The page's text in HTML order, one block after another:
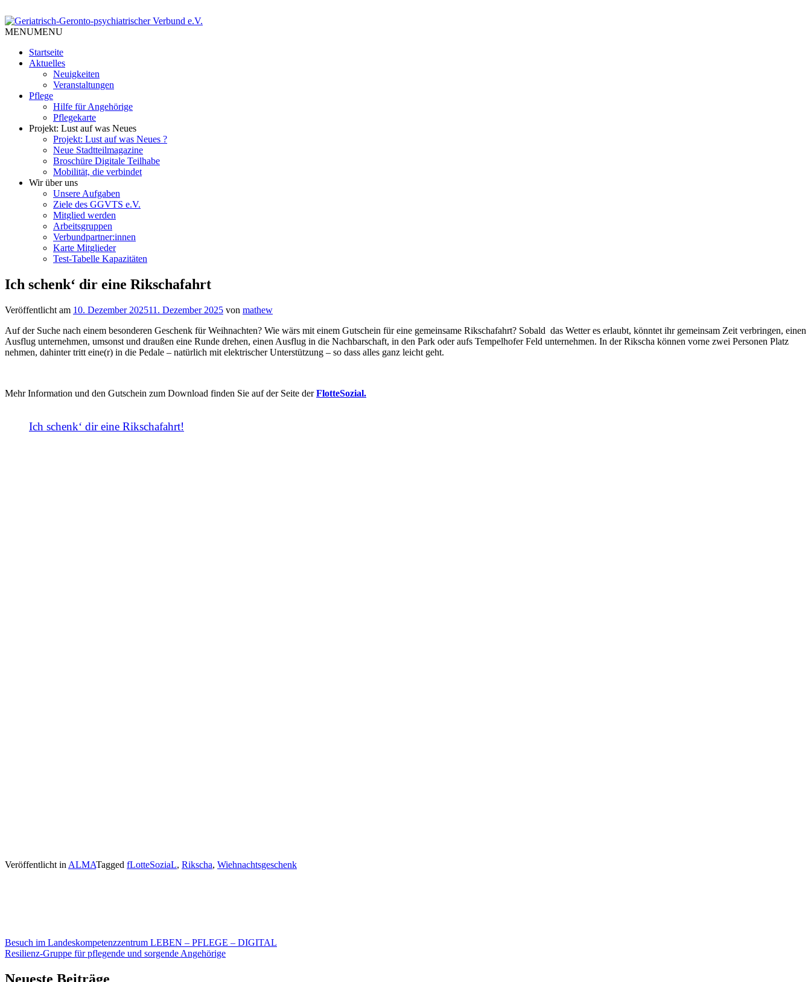
to
content
Geriatrisch-Geronto-psychiatrischer Verbund e.V.
Tempelhof Schöneberg
MENUMENU
Startseite
Aktuelles
Neuigkeiten
Veranstaltungen
Pflege
Hilfe für Angehörige
Pflegekarte
Projekt: Lust auf was Neues
Projekt: Lust auf was Neues ?
Neue Stadtteilmagazine
Broschüre Digitale Teilhabe
Mobilität, die verbindet
Wir über uns
Unsere Aufgaben
Ziele des GGVTS e.V.
Mitglied werden
Arbeitsgruppen
Verbundpartner:innen
Karte Mitglieder
Test-Tabelle Kapazitäten
Ich schenk‘ dir eine Rikschafahrt
Veröffentlicht am 10. Dezember 202511. Dezember 2025 von mathew
Auf der Suche nach einem besonderen Geschenk für Weihnachten? Wie wärs mit einem Gutschein für eine gemeinsame Rikschafahrt? Sobald das Wetter es erlaubt, könntet ihr gemeinsam Zeit verbringen, einen
Ausflug unternehmen, umsonst und draußen eine Runde drehen, einen Ausflug in die Nachbarschaft, in den Park oder aufs Tempelhofer Feld unternehmen. In der Rikscha können vorne zwei Personen Platz
nehmen, dahinter tritt eine(r) in die Pedale – natürlich mit elektrischer Unterstützung – so dass alles ganz leicht geht.
Mehr Information und den Gutschein zum Download finden Sie auf der Seite derFlotteSozial.
Ich schenk‘ dir eine Rikschafahrt!
Veröffentlicht in ALMATagged fLotteSoziaL, Rikscha, Wiehnachtsgeschenk
Beitragsnavigation
Besuch im Landeskompetenzzentrum LEBEN – PFLEGE – DIGITAL
Resilienz-Gruppe für pflegende und sorgende Angehörige
Neueste Beiträge